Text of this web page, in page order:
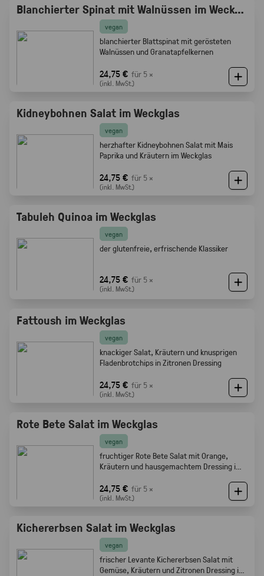
Blanchierter Spinat mit Walnüssen im Weckglas
vegan
blanchierter Blattspinat mit gerösteten
Walnüssen und Granatapfelkernen
24,75 € für 5 ×
(inkl. MwSt.)
Kidneybohnen Salat im Weckglas
vegan
herzhafter Kidneybohnen Salat mit Mais
Paprika und Kräutern im Weckglas
24,75 € für 5 ×
(inkl. MwSt.)
Tabuleh Quinoa im Weckglas
vegan
der glutenfreie, erfrischende Klassiker
24,75 € für 5 ×
(inkl. MwSt.)
Fattoush im Weckglas
vegan
knackiger Salat, Kräutern und knusprigen
Fladenbrotchips in Zitronen Dressing
24,75 € für 5 ×
(inkl. MwSt.)
Rote Bete Salat im Weckglas
vegan
fruchtiger Rote Bete Salat mit Orange,
Kräutern und hausgemachtem Dressing im
24,75 € für 5 ×
(inkl. MwSt.)
Kichererbsen Salat im Weckglas
vegan
frischer Levante Kichererbsen Salat mit
Gemüse, Kräutern und Zitronen Dressing im